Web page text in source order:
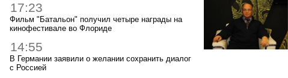
17:23
Фильм "Батальон" получил четыре награды на
кинофестивале во Флориде
14:55
В Германии заявили о желании сохранить диалог
с Россией